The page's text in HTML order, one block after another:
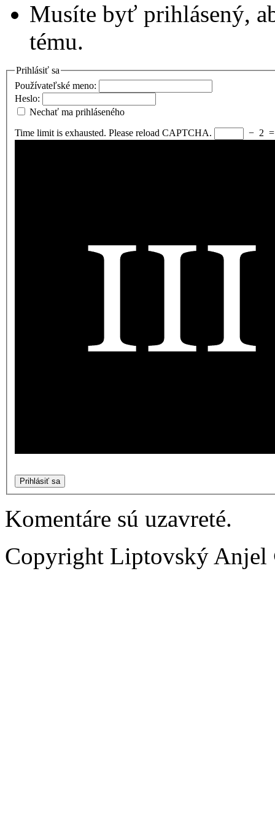
Musíte byť prihlásený,
tému.
Prihlásiť sa
Používateľské meno:
Heslo:
Nechať ma prihláseného
Time limit is exhausted. Please reload CAPTCHA.
− 2
Prihlásiť sa
Komentáre sú uzavreté.
Copyright Liptovský Anjel